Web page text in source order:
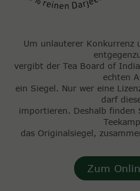
Um unlauterer Konkurrenz
vergibt der Tea Board of
echten
ein Siegel. Nur wer eine
darf
importieren. Deshalb finden
das Originalsiegel,
Zum